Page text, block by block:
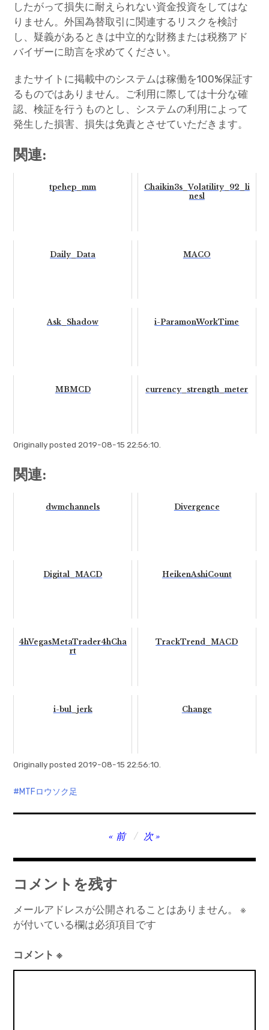
したがって損失に耐えられない資金投資をしてはな
りません。外国為替取引に関連するリスクを検討
し、疑義があるときは中立的な財務または税務アド
バイザーに助言を求めてください。
またサイトに掲載中のシステムは稼働を100%保証す
るものではありません。ご利用に際しては十分な確
認、検証を行うものとし、システムの利用によって
発生した損害、損失は免責とさせていただきます。
関連:
tpehep_mm
Chaikin3s_Volatility_92_li
nesl
Daily_Data MACO
Ask_Shadow i-ParamonWorkTime
MBMCD currency_strength_meter
Originally posted 2019-08-15 22:56:10.
関連:
dwmchannels Divergence
Digital_MACD HeikenAshiCount
4hVegasMetaTrader4hCha
rt
TrackTrend_MACD
i-bul_jerk Change
Originally posted 2019-08-15 22:56:10.
MTFロウソク足
稿
ナ
ビ
ゲ
ー
シ
ョ
前 次
コメントを残す
メールアドレスが公開されることはありません。
※
が付いている欄は必須項目です
コメント※